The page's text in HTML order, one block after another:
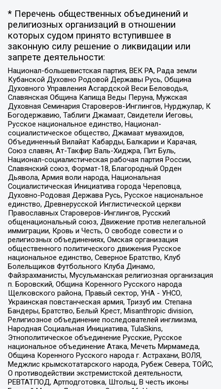
* Перечень общественных объединений и
религиозных организаций в отношении
которых судом принято вступившее в
законную силу решение о ликвидации или
запрете деятельности:
Национал-большевистская партия, ВЕК РА, Рада земли
Кубанской Духовно Родовой Державы Русь, Община
Духовного Управления Асгардской Веси Беловодья,
Славянская Община Капища Веды Перуна, Мужская
Духовная Семинария Староверов-Инглингов, Нурджулар, К
Богодержавию, Таблиги Джамаат, Свидетели Иеговы,
Русское национальное единство, Национал-
социалистическое общество, Джамаат мувахидов,
Объединенный Вилайат Кабарды, Балкарии и Карачая,
Союз славян, Ат-Такфир Валь-Хиджра, Пит Буль,
Национал-социалистическая рабочая партия России,
Славянский союз, Формат-18, Благородный Орден
Дьявола, Армия воли народа, Национальная
Социалистическая Инициатива города Череповца,
Духовно-Родовая Держава Русь, Русское национальное
единство, Древнерусской Инглистической церкви
Православных Староверов-Инглингов, Русский
общенациональный союз, Движение против нелегальной
иммиграции, Кровь и Честь, О свободе совести и о
религиозных объединениях, Омская организация
общественного политического движения Русское
национальное единство, Северное Братство, Клуб
Болельщиков Футбольного Клуба Динамо,
Файзрахманисты, Мусульманская религиозная организация
п. Боровский, Община Коренного Русского народа
Щелковского района, Правый сектор, УНА - УНСО,
Украинская повстанческая армия, Тризуб им. Степана
Бандеры, Братство, Белый Крест, Misanthropic division,
Религиозное объединение последователей инглиизма,
Народная Социальная Инициатива, TulaSkins,
Этнополитическое объединение Русские, Русское
национальное объединение Атака, Мечеть Мирмамеда,
Община Коренного Русского народа г. Астрахани, ВОЛЯ,
Меджлис крымскотатарского народа, Рубеж Севера, ТОЙС,
О противодействии экстремистской деятельности,
РЕВТАТПОД, Артподготовка, Штольц, В честь иконы